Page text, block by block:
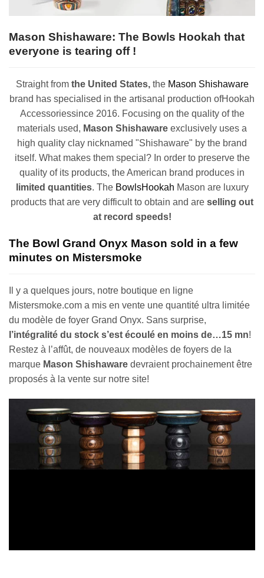
Mason Shishaware: The Bowls Hookah that
everyone is tearing off !
Straight from the United States,the Mason Shishaware
brand has specialised in the artisanal production ofHookah
Accessoriessince 2016. Focusing on the quality of the
materials used, Mason Shishaware exclusively uses a
high quality clay nicknamed "Shishaware" by the brand
itself. What makes them special? In order to preserve the
quality of its products, the American brand produces in
limited quantities. The BowlsHookah Mason are luxury
products that are very difficult to obtain and are selling out
at record speeds!
The Bowl Grand Onyx Mason sold in a few
minutes on Mistersmoke
Il y a quelques jours, notre boutique en ligne
Mistersmoke.com a mis en vente une quantité ultra limitée
du modèle de foyer Grand Onyx. Sans surprise,
l’intégralité du stock s’est écoulé en moins de…15 mn!
Restez à l’affût, de nouveaux modèles de foyers de la
marque Mason Shishaware devraient prochainement être
proposés à la vente sur notre site!